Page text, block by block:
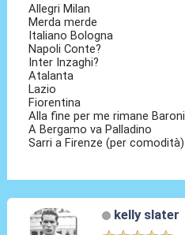
Allegri Milan
Merda merde
Italiano Bologna
Napoli Conte?
Inter Inzaghi?
Atalanta
Lazio
Fiorentina
Alla fine per me rimane Baroni
A Bergamo va Palladino
Sarri a Firenze (per comodità)
kelly slater